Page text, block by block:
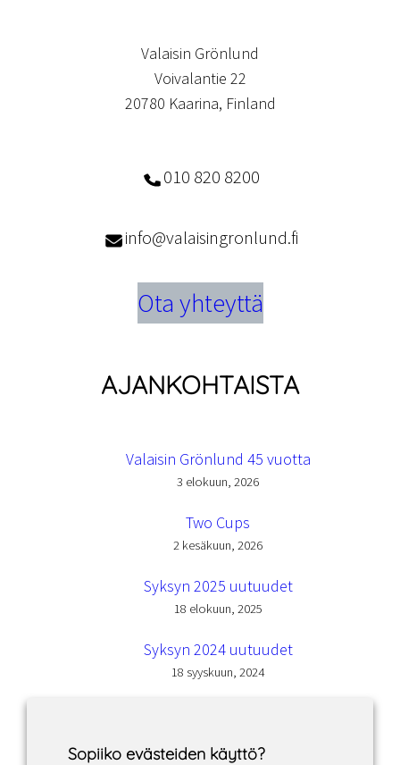
Valaisin Grönlund
Voivalantie 22
20780 Kaarina, Finland
010 820 8200
info@valaisingronlund.fi
Ota yhteyttä
AJANKOHTAISTA
Valaisin Grönlund 45 vuotta
3 elokuun, 2026
Two Cups
2 kesäkuun, 2026
Syksyn 2025 uutuudet
18 elokuun, 2025
Syksyn 2024 uutuudet
18 syyskuun, 2024
Sopiiko evästeiden käyttö?